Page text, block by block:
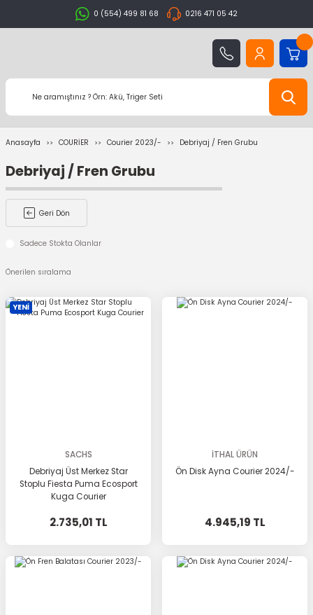
0 (554) 499 81 68 0216 471 05 42
Anasayfa COURİER Courier 2023/- Debriyaj / Fren Grubu
Debriyaj / Fren Grubu
Geri Dön
Sadece Stokta Olanlar
YENİ
SACHS
Debriyaj Üst Merkez Star
Stoplu Fiesta Puma Ecosport
Kuga Courier
2.735,01 TL
İTHAL ÜRÜN
Ön Disk Ayna Courier 2024/-
4.945,19 TL